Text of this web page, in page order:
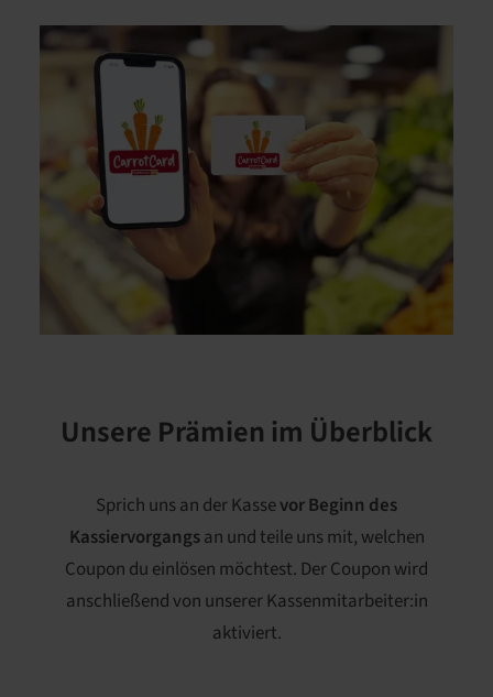
Unsere Prämien im Überblick
Sprich uns an der Kassevor Beginn des
Kassiervorgangsan und teile uns mit, welchen
Coupon du einlösen möchtest. Der Coupon wird
anschließend von unserer Kassenmitarbeiter:in
aktiviert.